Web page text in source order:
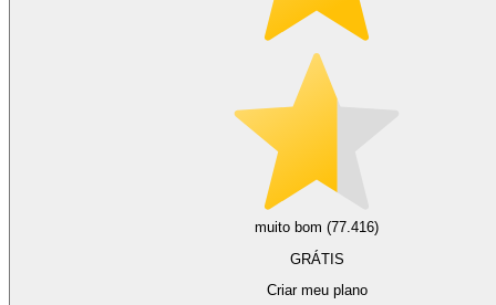
muito bom (77.416)
GRÁTIS
Criar meu plano